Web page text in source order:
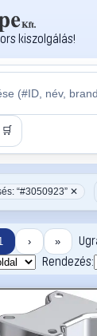
kiszolgálás!
🛒
“#3050923” ✕
› »
Rendezés: